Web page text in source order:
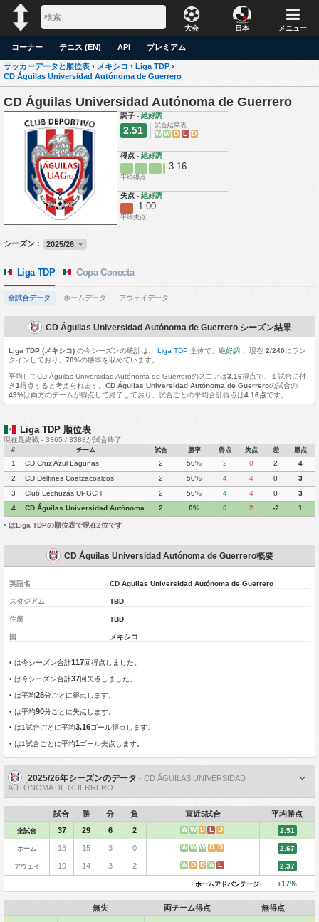
大会 日本 メニュー
コーナー テニス (EN) API プレミアム
サッカーデータと順位表 › メキシコ › Liga TDP ›
CD Águilas Universidad Autónoma de Guerrero
CD Águilas Universidad Autónoma de Guerrero
調子 - 絶好調
2.51 試合結果表
W W D L D
得点 - 絶好調
3.16
平均得点
失点 - 絶好調
1.00
平均失点
シーズン : 2025/26
Liga TDP Copa Conecta
全試合データ ホームデータ アウェイデータ
CD Águilas Universidad Autónoma de Guerrero シーズン結果
Liga TDP (メキシコ) の今シーズンの統計は、 Liga TDP 全体で、 絶好調 、現在 2/240にラン
クインしており、 78%の勝率を収めています。
平均してCD Águilas Universidad Autónoma de Guerreroのスコアは3.16得点で、１試合に付
き1得点すると考えられます。 CD Águilas Universidad Autónoma de Guerreroの試合の
49%は両方のチームが得点して終了しており、試合ごとの平均合計得点は4.16点です。
Liga TDP 順位表
現在最終戦 - 3365 / 3388が試合終了
# チーム 試合 勝率 得点 失点 差 勝点
1 CD Cruz Azul Lagunas 2 50% 2 0 2
4
2
CD Delfines Coatzacoalcos 2 50% 4 4 0
3
3
Club Lechuzas UPGCH 2 50% 4 4 0
3
4
CD Águilas Universidad Autónoma
de Guerrero
2 0% 0 2 -2 1
• はLiga TDPの順位表で現在2位です
CD Águilas Universidad Autónoma de Guerrero概要
英語名 CD Águilas Universidad Autónoma de Guerrero
スタジアム TBD
住所 TBD
国 メキシコ
• は今シーズン合計117回得点しました。
• は今シーズン合計37回失点しました。
• は平均28分ごとに得点します。
• は平均90分ごとに失点します。
• は1試合ごとに平均3.16ゴール得点します。
• は1試合ごとに平均1ゴール失点します。
2025/26年シーズンのデータ - CD ÁGUILAS UNIVERSIDAD
AUTÓNOMA DE GUERRERO
試合 勝 分 負 直近5試合 平均勝点
全試合 37 29 6 2 W W D L D 2.51
ホーム 18 15 3 0 W W W D D 2.67
アウェイ 19 14 3 2 W D D W L 2.37
ホームアドバンテージ +17%
無失 両チーム得点 無得点